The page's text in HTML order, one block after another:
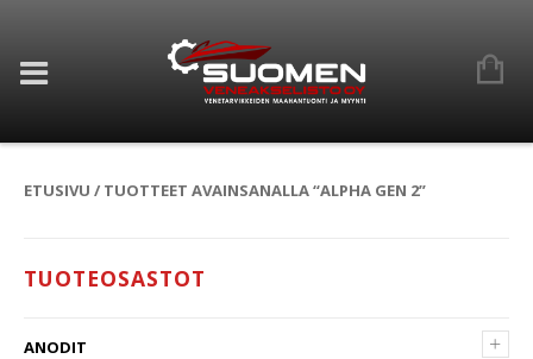
ETUSIVU / TUOTTEET AVAINSANALLA “ALPHA GEN 2”
TUOTEOSASTOT
+
ANODIT